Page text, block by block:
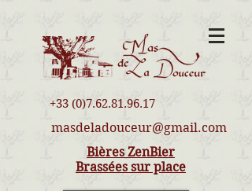
+33 (0)7.62.81.96.17
masdeladouceur@gmail.com
Bières ZenBier
Brassées sur place